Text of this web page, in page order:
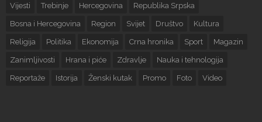
Vijesti Trebinje Hercegovina Republika Srpska
Bosna i Hercegovina Region Svijet Društvo Kultura
Religija Politika Ekonomija Crna hronika Sport Magazin
Zanimljivosti Hrana i piće Zdravlje Nauka i tehnologija
Reportaže Istorija Ženski kutak Promo Foto Video